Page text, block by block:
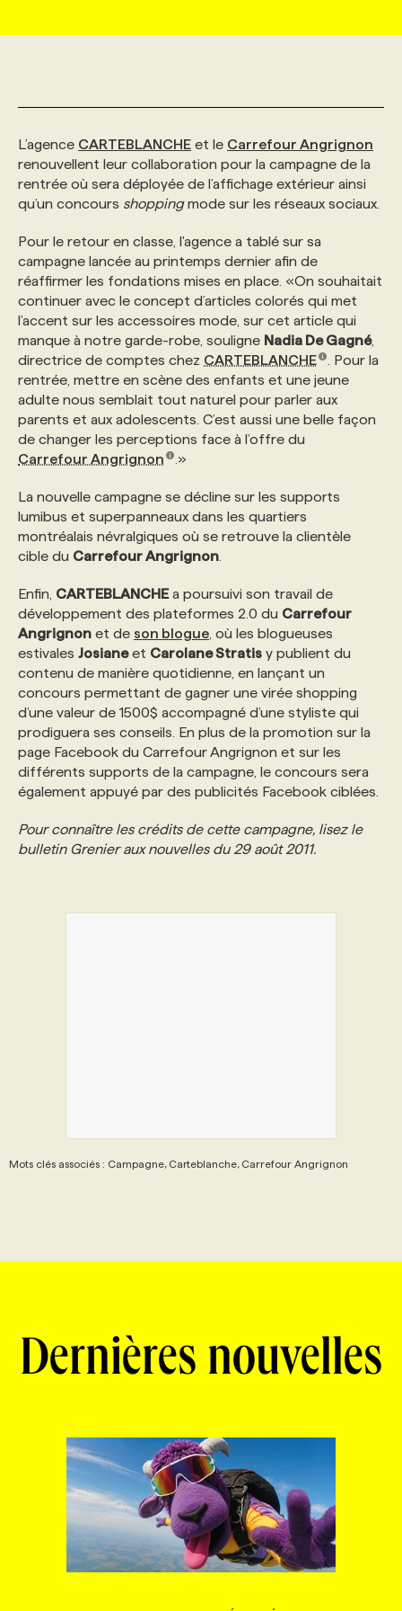
AFFAIRES DE L'INDUSTRIE
INITIATIVES NUMÉRIQUES
TENDANCES
WEB & MÉDIAS SOCIAUX
MARKETING DURABLE
ÉVÉNEMENTIEL
NOS AUTEUR‧RICES
INFOLETTRE PUBLICITÉ
ANNONCEZ AVEC NOUS
CONSULTER LA CVTHÈQUE
PROFIL ENTREPRISE
ANNONCEZ AVEC NOUS
VOIR LES OFFRES
PROFIL CANDIDAT
FAQ
ANNONCEZ AVEC NOUS
NOS FORMATIONS EN LIGNE
NOS PARCOURS DE FORMATIONS
NOS FORMATEUR‧RICES
POURQUOI CHOISIR NOS FORMATIONS
NOS TARIFS
PROGRAMMES DE SUBVENTIONS
FAQ
ANNONCEZ AVEC NOUS
CHASSE DE TÊTE
SERVICE DE CHASSE DE TÊTE
NOS EXPERTISES
FAQ
ANNONCEZ AVEC NOUS
L’agence CARTEBLANCHE et le Carrefour Angrignon
renouvellent leur collaboration pour la campagne de la
rentrée où sera déployée de l’affichage extérieur ainsi
qu’un concours shoppingmode sur les réseaux sociaux.
Pour le retour en classe, l'agence a tablé sur sa
campagne lancée au printemps dernier afin de
réaffirmer les fondations mises en place. «On souhaitait
continuer avec le concept d’articles colorés qui met
l’accent sur les accessoires mode, sur cet article qui
manque à notre garde-robe, souligne Nadia De Gagné,
directrice de comptes chez CARTEBLANCHE
. Pour la
rentrée, mettre en scène des enfants et une jeune
adulte nous semblait tout naturel pour parler aux
parents et aux adolescents. C’est aussi une belle façon
de changer les perceptions face à l’offre du
Carrefour Angrignon
.»
La nouvelle campagne se décline sur les supports
lumibus et superpanneaux dans les quartiers
montréalais névralgiques où se retrouve la clientèle
cible du Carrefour Angrignon
Enfin, CARTEBLANCHEa poursuivi son travail de
développement des plateformes 2.0 du Carrefour
Angrignon et de son blogue , où les blogueuses
estivales Josianeet Carolane Stratis y publient du
contenu de manière quotidienne, en lançant un
concours permettant de gagner une virée shopping
d’une valeur de 1500$ accompagné d’une styliste qui
prodiguera ses conseils. En plus de la promotion sur la
page Facebook du Carrefour Angrignon et sur les
différents supports de la campagne, le concours sera
également appuyé par des publicités Facebook ciblées.
Pour connaître les crédits de cette campagne, lisez le
bulletin Grenier aux nouvelles du 29 août 2011.
Mots clés associés : Campagne, Carteblanche, Carrefour Angrignon
Dernières nouvelles